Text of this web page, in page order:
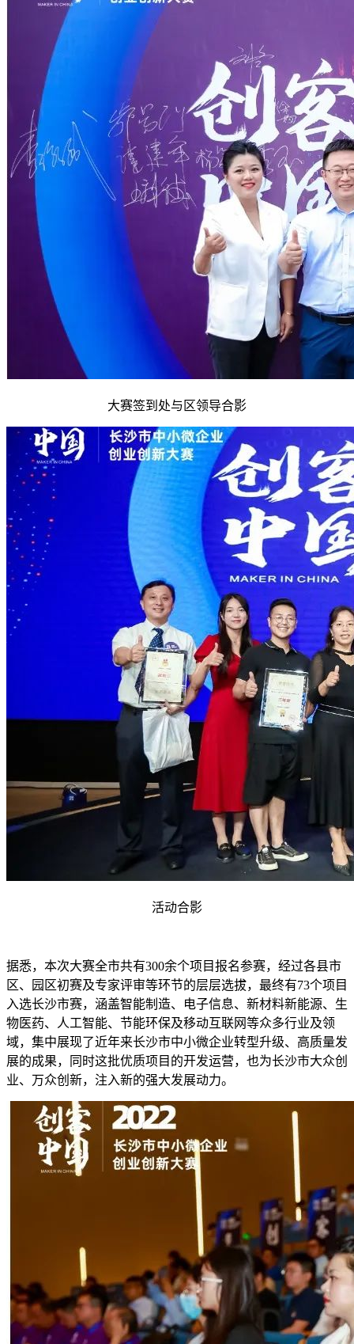
大赛签到处与区领导合影
活动合影
据悉，本次大赛全市共有300余个项目报名参赛，经过各县市
区、园区初赛及专家评审等环节的层层选拔，最终有73个项目
入选长沙市赛，涵盖智能制造、电子信息、新材料新能源、生
物医药、人工智能、节能环保及移动互联网等众多行业及领
域，集中展现了近年来长沙市中小微企业转型升级、高质量发
展的成果，同时这批优质项目的开发运营，也为长沙市大众创
业、万众创新，注入新的强大发展动力。